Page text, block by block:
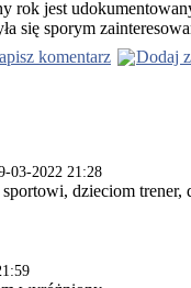
rok jest
się sporym
komentarz
Dodaj
03-2022 21:28
dzieciom trener,